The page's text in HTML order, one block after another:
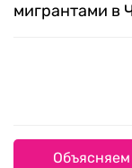
мигрантами в
Объясняем